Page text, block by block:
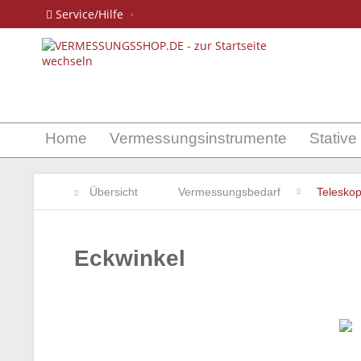
Service/Hilfe
Home Vermessungsinstrumente Stative
Übersicht Vermessungsbedarf
Eckwinkel